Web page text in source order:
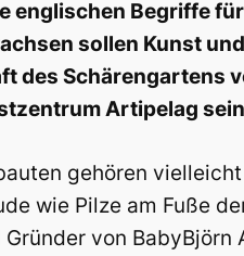
englischen Begriffe
sollen Kunst
des Schärengartens
Artipelag
gehören
wie Pilze am Fuße
von BabyBjörn